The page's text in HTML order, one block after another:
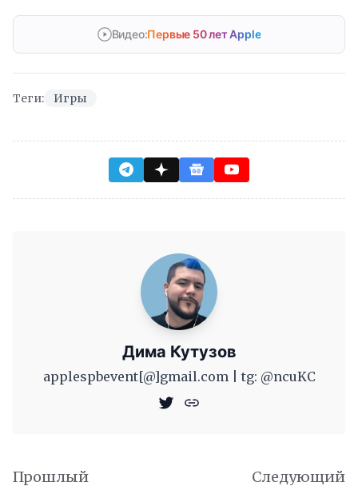
Видео:Первые 50 лет Apple
Теги: Игры
Дима Кутузов
applespbevent[@]gmail.com | tg: @ncuKC
Прошлый
Следующий